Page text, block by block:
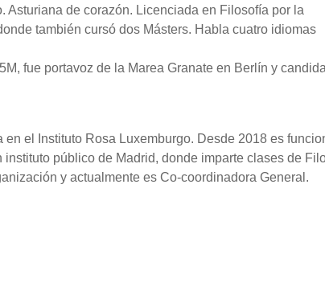
Asturiana de corazón. Licenciada en Filosofía por la
también cursó dos Másters. Habla cuatro idiomas
fue portavoz de la Marea Granate en Berlín y
el Instituto Rosa Luxemburgo. Desde 2018 es
público de Madrid, donde imparte clases de
y actualmente es Co-coordinadora General.